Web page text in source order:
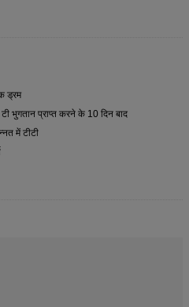
ड्रम
भुगतान प्राप्त करने के 10 दिन बाद
में टीटी